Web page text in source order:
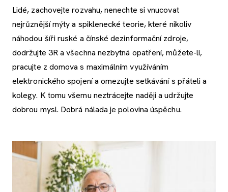
Lidé, zachovejte rozvahu, nenechte si vnucovat
nejrůznější mýty a spiklenecké teorie, které nikoliv
náhodou šíři ruské a čínské dezinformační zdroje,
dodržujte 3R a všechna nezbytná opatření, můžete-li,
pracujte z domova s maximálním využíváním
elektronického spojení a omezujte setkávání s přáteli a
kolegy. K tomu všemu neztrácejte naději a udržujte
dobrou mysl. Dobrá nálada je polovina úspěchu.